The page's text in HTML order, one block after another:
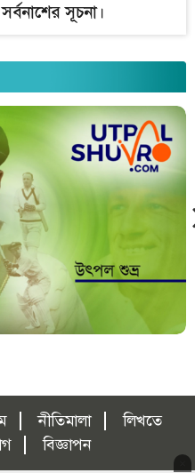
সূচনা।
নীতিমালা
লিখতে
বিজ্ঞাপন